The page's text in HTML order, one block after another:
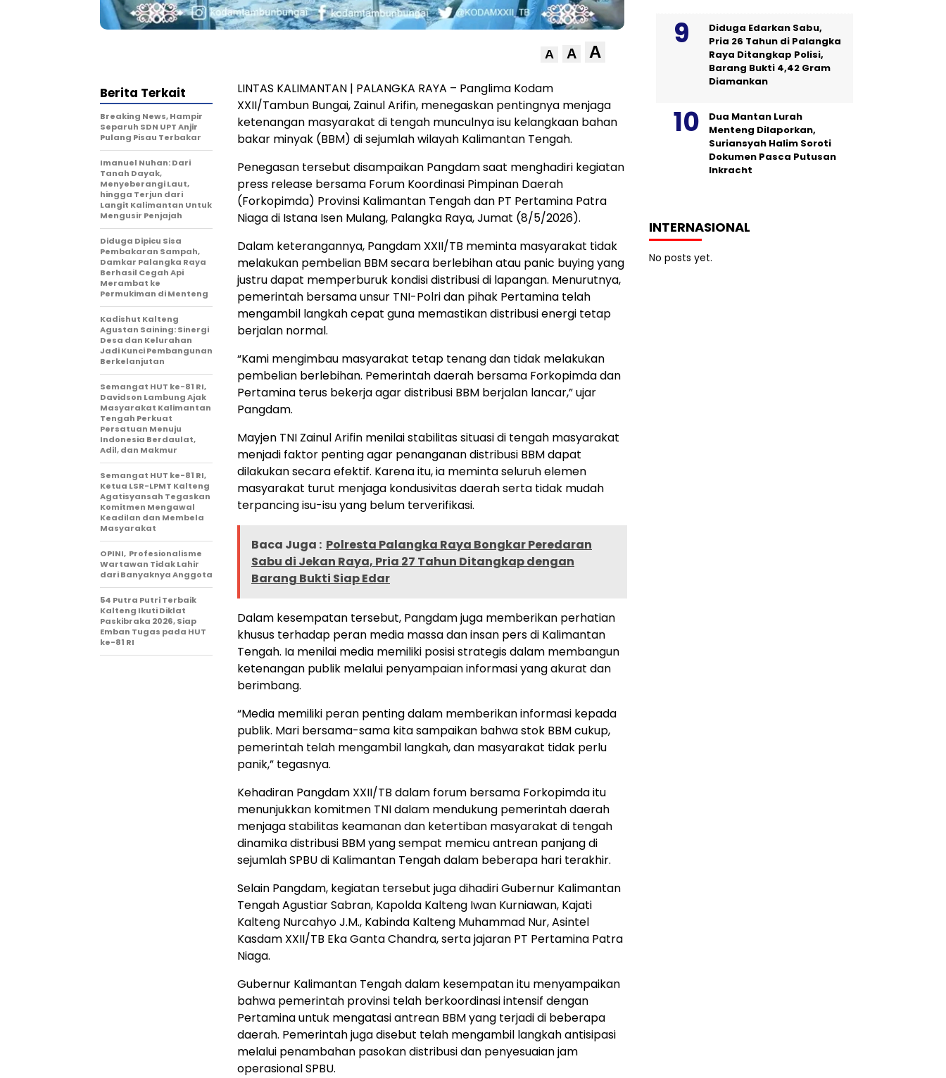
A A A
LINTAS KALIMANTAN | PALANGKA RAYA – Panglima Kodam
XXII/Tambun Bungai, Zainul Arifin, menegaskan pentingnya menjaga
ketenangan masyarakat di tengah munculnya isu kelangkaan bahan
bakar minyak (BBM) di sejumlah wilayah Kalimantan Tengah.
Penegasan tersebut disampaikan Pangdam saat menghadiri kegiatan
press release bersama Forum Koordinasi Pimpinan Daerah
(Forkopimda) Provinsi Kalimantan Tengah dan PT Pertamina Patra
Niaga di Istana Isen Mulang, Palangka Raya, Jumat (8/5/2026).
Dalam keterangannya, Pangdam XXII/TB meminta masyarakat tidak
melakukan pembelian BBM secara berlebihan atau panic buying yang
justru dapat memperburuk kondisi distribusi di lapangan. Menurutnya,
pemerintah bersama unsur TNI-Polri dan pihak Pertamina telah
mengambil langkah cepat guna memastikan distribusi energi tetap
berjalan normal.
“Kami mengimbau masyarakat tetap tenang dan tidak melakukan
pembelian berlebihan. Pemerintah daerah bersama Forkopimda dan
Pertamina terus bekerja agar distribusi BBM berjalan lancar,” ujar
Pangdam.
Mayjen TNI Zainul Arifin menilai stabilitas situasi di tengah masyarakat
menjadi faktor penting agar penanganan distribusi BBM dapat
dilakukan secara efektif. Karena itu, ia meminta seluruh elemen
masyarakat turut menjaga kondusivitas daerah serta tidak mudah
terpancing isu-isu yang belum terverifikasi.
Baca Juga : Polresta Palangka Raya Bongkar Peredaran
Sabu di Jekan Raya, Pria 27 Tahun Ditangkap dengan
Barang Bukti Siap Edar
Dalam kesempatan tersebut, Pangdam juga memberikan perhatian
khusus terhadap peran media massa dan insan pers di Kalimantan
Tengah. Ia menilai media memiliki posisi strategis dalam membangun
ketenangan publik melalui penyampaian informasi yang akurat dan
berimbang.
“Media memiliki peran penting dalam memberikan informasi kepada
publik. Mari bersama-sama kita sampaikan bahwa stok BBM cukup,
pemerintah telah mengambil langkah, dan masyarakat tidak perlu
panik,” tegasnya.
Kehadiran Pangdam XXII/TB dalam forum bersama Forkopimda itu
menunjukkan komitmen TNI dalam mendukung pemerintah daerah
menjaga stabilitas keamanan dan ketertiban masyarakat di tengah
dinamika distribusi BBM yang sempat memicu antrean panjang di
sejumlah SPBU di Kalimantan Tengah dalam beberapa hari terakhir.
Selain Pangdam, kegiatan tersebut juga dihadiri Gubernur Kalimantan
Tengah Agustiar Sabran, Kapolda Kalteng Iwan Kurniawan, Kajati
Kalteng Nurcahyo J.M., Kabinda Kalteng Muhammad Nur, Asintel
Kasdam XXII/TB Eka Ganta Chandra, serta jajaran PT Pertamina Patra
Niaga.
Gubernur Kalimantan Tengah dalam kesempatan itu menyampaikan
bahwa pemerintah provinsi telah berkoordinasi intensif dengan
Pertamina untuk mengatasi antrean BBM yang terjadi di beberapa
daerah. Pemerintah juga disebut telah mengambil langkah antisipasi
melalui penambahan pasokan distribusi dan penyesuaian jam
operasional SPBU.
Berita Terkait
Breaking News, Hampir
Separuh SDN UPT Anjir
Pulang Pisau Terbakar
Imanuel Nuhan: Dari
Tanah Dayak,
Menyeberangi Laut,
hingga Terjun dari
Langit Kalimantan Untuk
Mengusir Penjajah
Diduga Dipicu Sisa
Pembakaran Sampah,
Damkar Palangka Raya
Berhasil Cegah Api
Merambat ke
Permukiman di Menteng
Kadishut Kalteng
Agustan Saining: Sinergi
Desa dan Kelurahan
Jadi Kunci Pembangunan
Berkelanjutan
Semangat HUT ke-81 RI,
Davidson Lambung Ajak
Masyarakat Kalimantan
Tengah Perkuat
Persatuan Menuju
Indonesia Berdaulat,
Adil, dan Makmur
Semangat HUT ke-81 RI,
Ketua LSR-LPMT Kalteng
Agatisyansah Tegaskan
Komitmen Mengawal
Keadilan dan Membela
Masyarakat
OPINI, Profesionalisme
Wartawan Tidak Lahir
dari Banyaknya Anggota
54 Putra Putri Terbaik
Kalteng Ikuti Diklat
Paskibraka 2026, Siap
Emban Tugas pada HUT
ke-81 RI
Diduga Edarkan Sabu,
Pria 26 Tahun di Palangka
Raya Ditangkap Polisi,
Barang Bukti 4,42 Gram
Diamankan
Dua Mantan Lurah
Menteng Dilaporkan,
Suriansyah Halim Soroti
Dokumen Pasca Putusan
Inkracht
INTERNASIONAL
No posts yet.